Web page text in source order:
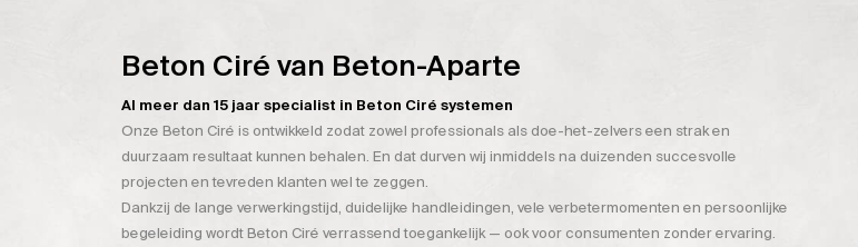
Beton Ciré van Beton-Aparte
Al meer dan 15 jaar specialist in Beton Ciré systemen
Onze Beton Ciré is ontwikkeld zodat zowel professionals als doe-het-zelvers een strak en
duurzaam resultaat kunnen behalen. En dat durven wij inmiddels na duizenden succesvolle
projecten en tevreden klanten wel te zeggen.
Dankzij de lange verwerkingstijd, duidelijke handleidingen, vele verbetermomenten en persoonlijke
begeleiding wordt Beton Ciré verrassend toegankelijk — ook voor consumenten zonder ervaring.